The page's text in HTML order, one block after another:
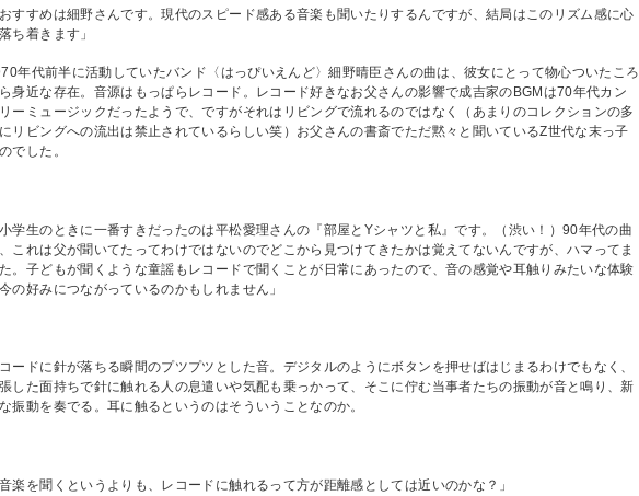
すすめは細野さんです。現代のスピード感ある音楽も聞いたりするんですが、結局はこのリズム感に心
ち着きます」
年代前半に活動していたバンド〈はっぴいえんど〉細野晴臣さんの曲は、彼女にとって物心ついたころ
身近な存在。音源はもっぱらレコード。レコード好きなお父さんの影響で成吉家のBGMは70年代カン
ーミュージックだったようで、ですがそれはリビングで流れるのではなく（あまりのコレクションの多
リビングへの流出は禁止されているらしい笑）お父さんの書斎でただ黙々と聞いているZ世代な末っ子
でした。
学生のときに一番すきだったのは平松愛理さんの『部屋とYシャツと私』です。（渋い！）90年代の曲
これは父が聞いてたってわけではないのでどこから見つけてきたかは覚えてないんですが、ハマってま
。子どもが聞くような童謡もレコードで聞くことが日常にあったので、音の感覚や耳触りみたいな体験
の好みにつながっているのかもしれません」
ードに針が落ちる瞬間のプツプツとした音。デジタルのようにボタンを押せばはじまるわけでもなく、
した面持ちで針に触れる人の息遣いや気配も乗っかって、そこに佇む当事者たちの振動が音と鳴り、新
振動を奏でる。耳に触るというのはそういうことなのか。
楽を聞くというよりも、レコードに触れるって方が距離感としては近いのかな？」